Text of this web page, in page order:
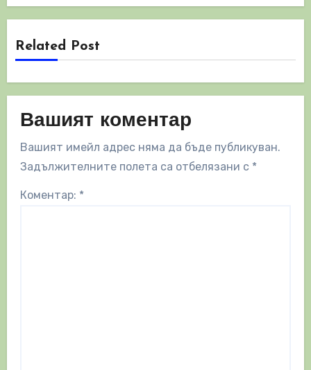
Related Post
Вашият коментар
Вашият имейл адрес няма да бъде публикуван.
Задължителните полета са отбелязани с *
Коментар: *